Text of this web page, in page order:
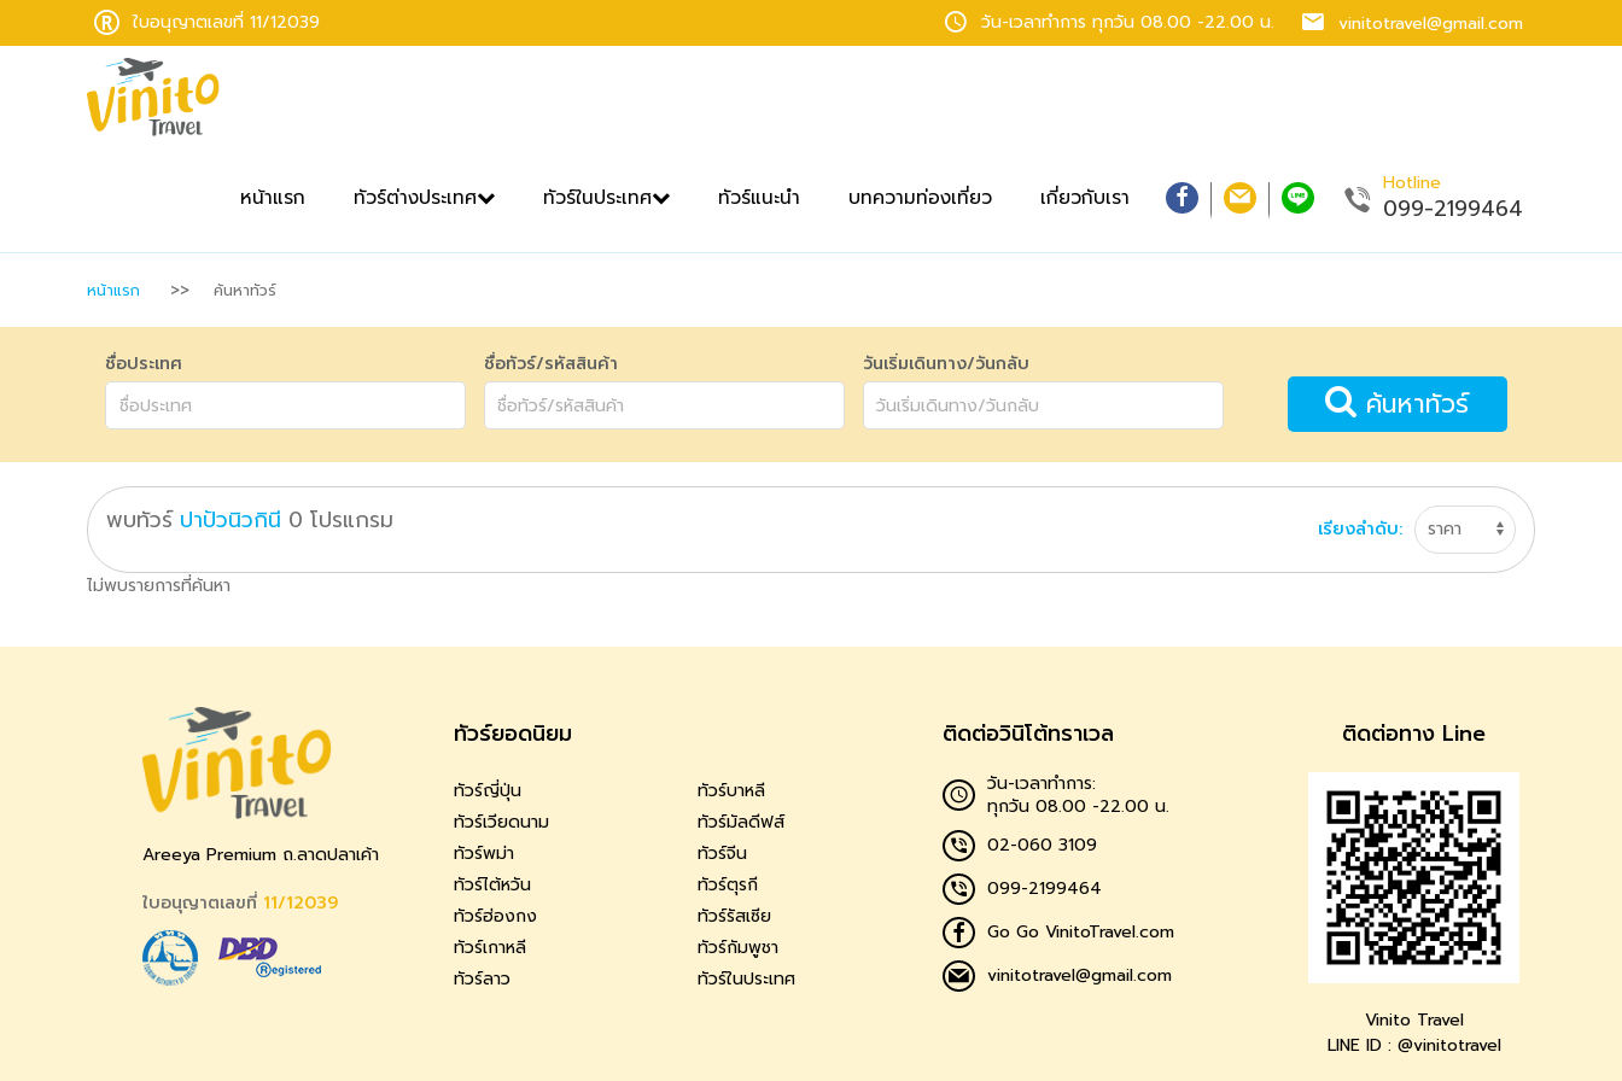
ใบอนุญาตเลขที่ 11/12039 วัน-เวลาทำการ ทุกวัน 08.00 -22.00 น. vinitotravel@gmail.com
หน้าแรก ทัวร์ต่างประเทศ ทัวร์ในประเทศ ทัวร์แนะนำ บทความท่องเที่ยว เกี่ยวกับเรา
Hotline
099-2199464
หน้าแรก ค้นหาทัวร์
ชื่อประเทศ ชื่อทัวร์/รหัสสินค้า วันเริ่มเดินทาง/วันกลับ
ค้นหาทัวร์
พบทัวร์ ปาปัวนิวกินี 0 โปรแกรม เรียงลำดับ:
ไม่พบรายการที่ค้นหา
Areeya Premium ถ.ลาดปลาเค้า
ใบอนุญาตเลขที่ 11/12039
ทัวร์ยอดนิยม
ทัวร์ญี่ปุ่น
ทัวร์บาหลี
ทัวร์เวียดนาม
ทัวร์มัลดีฟส์
ทัวร์พม่า
ทัวร์จีน
ทัวร์ไต้หวัน
ทัวร์ตุรกี
ทัวร์ฮ่องกง
ทัวร์รัสเซีย
ทัวร์เกาหลี
ทัวร์กัมพูชา
ทัวร์ลาว
ทัวร์ในประเทศ
ติดต่อวินิโต้ทราเวล
วัน-เวลาทำการ:
ทุกวัน 08.00 -22.00 น.
02-060 3109
099-2199464
Go Go VinitoTravel.com
vinitotravel@gmail.com
ติดต่อทาง Line
Vinito Travel
LINE ID : @vinitotravel